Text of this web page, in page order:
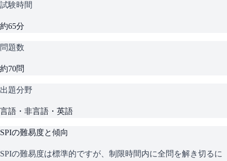
試験時間
約65分
問題数
約70問
出題分野
言語・非言語・英語
SPIの難易度と傾向
SPIの難易度は標準的ですが、制限時間内に全問を解き切るに